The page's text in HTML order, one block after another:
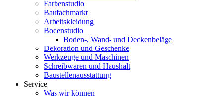
Farbenstudio
Baufachmarkt
Arbeitskleidung
Bodenstudio
Boden-, Wand- und Deckenbeläge
Dekoration und Geschenke
Werkzeuge und Maschinen
Schreibwaren und Haushalt
Baustellenausstattung
Service
Was wir können